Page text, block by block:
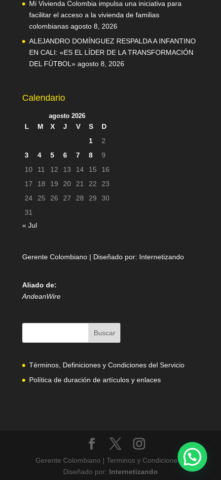
Mi Vivienda Colombia impulsa una iniciativa para
facilitar el acceso a la vivienda de familias
colombianas agosto 8, 2026
ALEJANDRO DOMÍNGUEZ RESPALDA A INFANTINO
EN CALI: «ES EL LÍDER DE LA TRANSFORMACIÓN
DEL FÚTBOL» agosto 8, 2026
Calendario
agosto 2026
L M X J V S
D
1
2
3
4 5 6 7 8
9
10
11 12 13 14 15
16
17
18 19 20 21 22
23
24
25 26 27 28 29
30
31
« Jul
Gerente Colombiano | Diseñado por: Internetizando
Aliado de:
AndeanWire
Términos, Definiciones y Condiciones del Servicio
Política de duración de artículos y enlaces
Gerente Colombiano | Terminos y Condiciones |
Diseñado por: Internetizando